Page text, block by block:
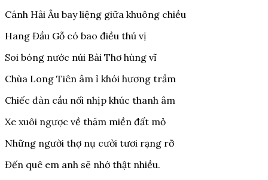
Cánh Hải Âu bay liệng giữa khuông chiều
Hang Đầu Gỗ có bao điều thú vị
Soi bóng nước núi Bài Thơ hùng vĩ
Chùa Long Tiên âm ỉ khói hương trầm
Chiếc đàn cầu nối nhịp khúc thanh âm
Xe xuôi ngược về thăm miền đất mỏ
Những người thợ nụ cười tươi rạng rỡ
Đến quê em anh sẽ nhớ thật nhiều.